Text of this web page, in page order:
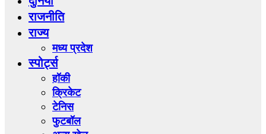
राजनीति
राज्य
मध्य प्रदेश
स्पोर्ट्स
हॉकी
क्रिकेट
टेनिस
फुटबॉल